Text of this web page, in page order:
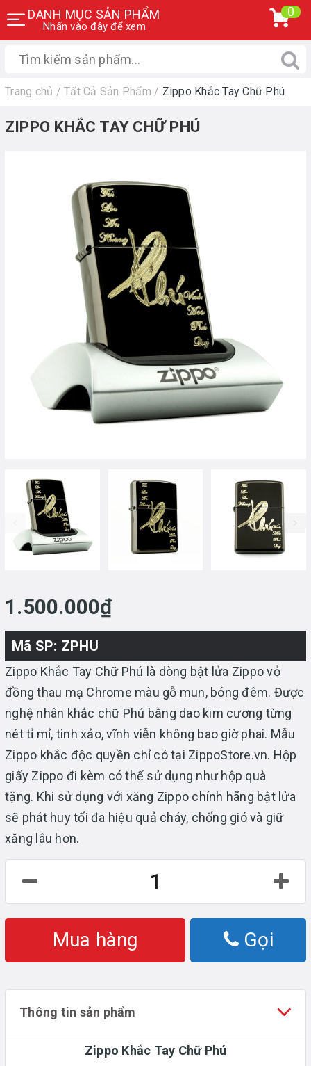
DANH MỤC SẢN PHẨM
Nhấn vào đây để xem
0
Trang chủ / Tất Cả Sản Phẩm / Zippo Khắc Tay Chữ Phú
ZIPPO KHẮC TAY CHỮ PHÚ
prev
1.500.000₫
Mã SP: ZPHU
Zippo Khắc Tay Chữ Phú là dòng bật lửa Zippo vỏ
đồng thau mạ Chrome màu gỗ mun, bóng đêm. Được
nghệ nhân khắc chữ Phú bằng dao kim cương từng
nét tỉ mỉ, tinh xảo, vĩnh viễn không bao giờ phai. Mẫu
Zippo khắc độc quyền chỉ có tại ZippoStore.vn. Hộp
giấy Zippo đi kèm có thể sử dụng như hộp quà
tặng. Khi sử dụng với xăng Zippo chính hãng bật lửa
sẽ phát huy tối đa hiệu quả cháy, chống gió và giữ
xăng lâu hơn.
Mua hàng Gọi
Thông tin sản phẩm
Zippo Khắc Tay Chữ Phú